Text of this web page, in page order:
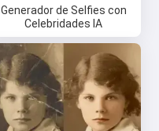
Generador de Selfies con
Celebridades IA